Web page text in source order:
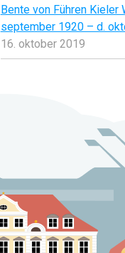
Bente von Führen Kieler
september 1920 – d.
16. oktober 2019